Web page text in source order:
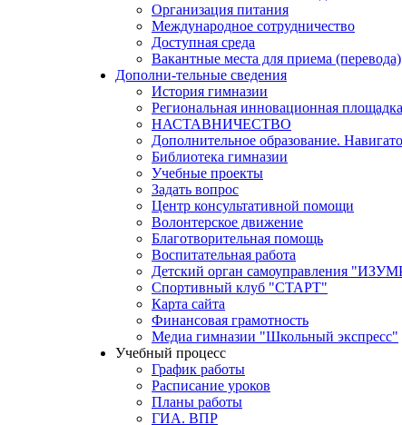
Организация питания
Международное сотрудничество
Доступная среда
Вакантные места для приема (перевода)
Дополни-тельные сведения
История гимназии
Региональная инновационная
НАСТАВНИЧЕСТВО
Дополнительное образование.
Библиотека гимназии
Учебные проекты
Задать вопрос
Центр консультативной помощи
Волонтерское движение
Благотворительная помощь
Воспитательная работа
Детский орган самоуправления
Спортивный клуб "СТАРТ"
Карта сайта
Финансовая грамотность
Медиа гимназии "Школьный экспресс"
Учебный процесс
График работы
Расписание уроков
Планы работы
ГИА. ВПР